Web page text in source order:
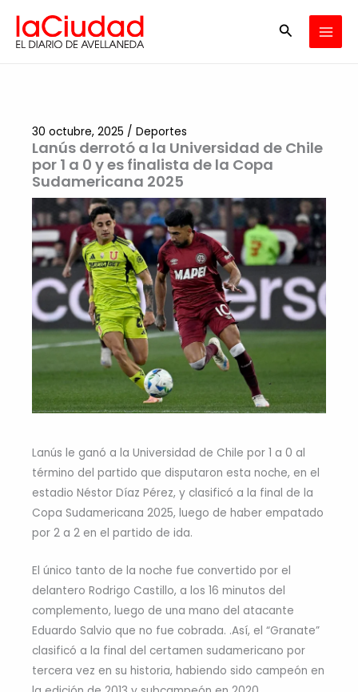
contenido
Buscar
Lanús derrotó a la Universidad de Chile
por 1 a 0 y es finalista de la Copa
Sudamericana 2025
30 octubre, 2025 / Deportes
Lanús le ganó a la Universidad de Chile por 1 a 0 al
término del partido que disputaron esta noche, en el
estadio Néstor Díaz Pérez, y clasificó a la final de la
Copa Sudamericana 2025, luego de haber empatado
por 2 a 2 en el partido de ida.
El único tanto de la noche fue convertido por el
delantero Rodrigo Castillo, a los 16 minutos del
complemento, luego de una mano del atacante
Eduardo Salvio que no fue cobrada. .Así, el “Granate”
clasificó a la final del certamen sudamericano por
tercera vez en su historia, habiendo sido campeón en